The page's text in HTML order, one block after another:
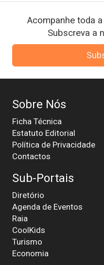
Acompanhe toda
Subscreva a
Sobre Nós
Ficha Técnica
Estatuto Editorial
Política de Privacidade
Contactos
Sub-Portais
Diretório
Agenda de Eventos
Raia
CoolKids
Turismo
Economia